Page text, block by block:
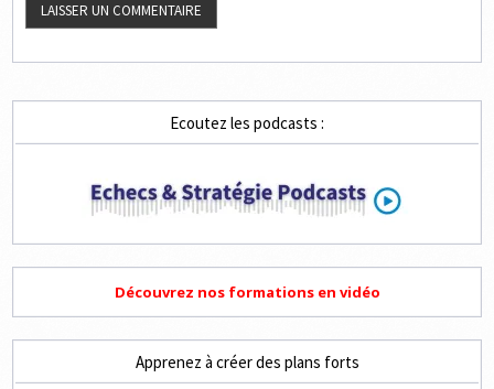
Ecoutez les podcasts :
Découvrez nos formations en vidéo
Apprenez à créer des plans forts